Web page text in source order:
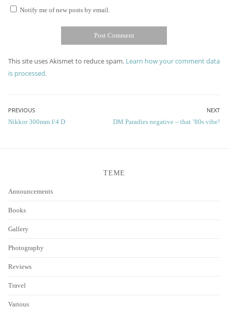
Notify me of new posts by email.
This site uses Akismet to reduce spam. Learn how your comment data
is processed.
Post
navigation
PREVIOUS
Previous
Nikkor 300mm f/4 D
NEXT
Next
DM Paradies negative – that ’80s vibe!
TEME
Announcements
Books
Gallery
Photography
Reviews
Travel
Various